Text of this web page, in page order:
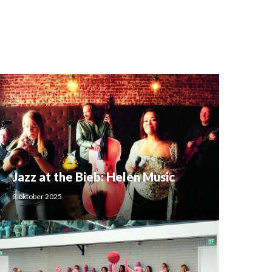
Jazz at the Bieb: Helen Music
3 oktober 2025